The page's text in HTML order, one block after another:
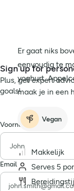
Er gaat niks
eenvoudig te
yoghurt.
maak je in een
Vegan
Makkelijk
Serves 5
Sign up for
Plus, get expert
goals!
Voornaam
Email